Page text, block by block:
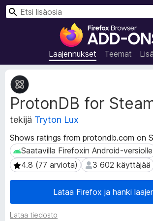
F
r
e
x
-
e
l
a
i
m
e
n
Laajennukset Teemat
H
ProtonDB for
tekijä Tryton Lux
Shows ratings from protondb.com on
Saatavilla Firefoxin Android-versiolle
Saatavilla Firefoxin Android-versiolle
4.8 (77 arviota)
4.8 (77 arviota) 3 602 käyttäjää
3 602 käyttäjää
Lataa Firefox ja hanki
Lataa tiedosto
L
a
a
j
e
n
u
k
s
e
m
e